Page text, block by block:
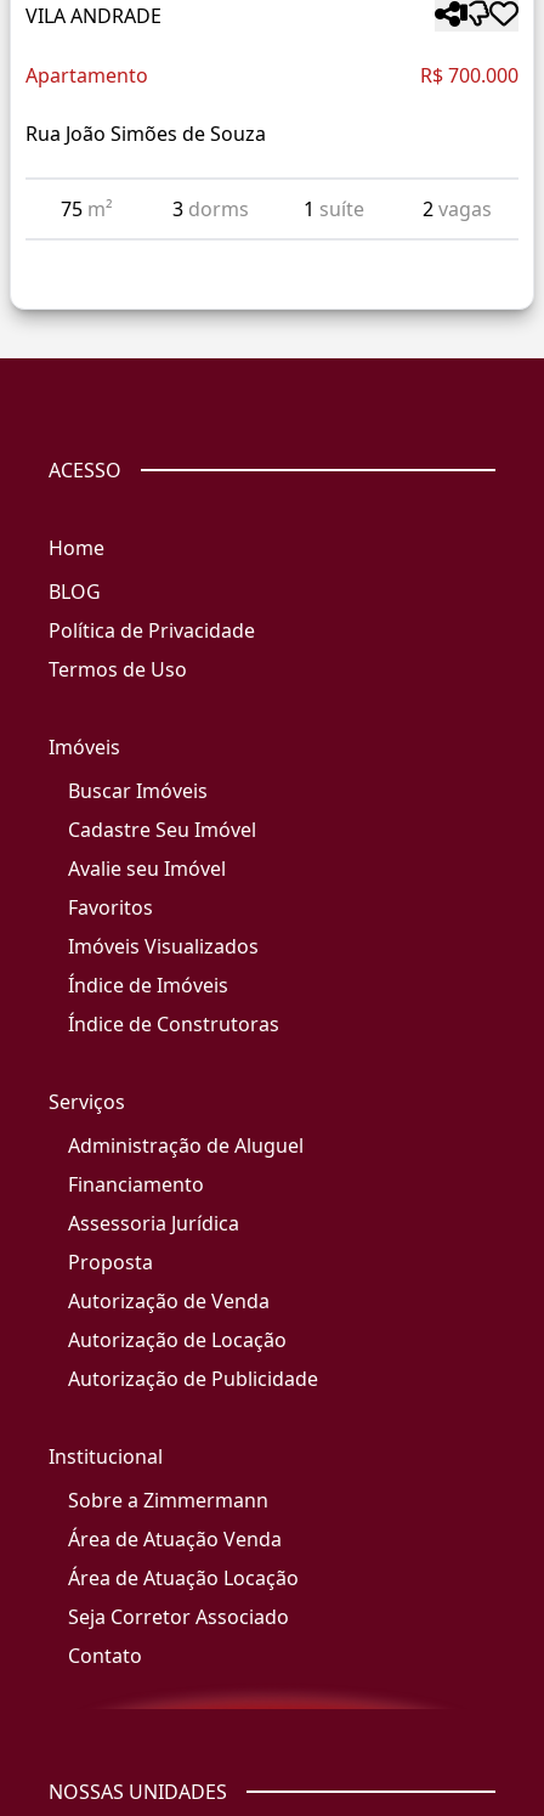
VILA ANDRADE
Apartamento R$ 700.000
Rua João Simões de Souza
75 m² 3 dorms 1 suíte 2vagas
ACESSO
Home
BLOG
Política de Privacidade
Termos de Uso
Imóveis
Buscar Imóveis
Cadastre Seu Imóvel
Avalie seu Imóvel
Favoritos
Imóveis Visualizados
Índice de Imóveis
Índice de Construtoras
Serviços
Administração de Aluguel
Financiamento
Assessoria Jurídica
Proposta
Autorização de Venda
Autorização de Locação
Autorização de Publicidade
Institucional
Sobre a Zimmermann
Área de Atuação Venda
Área de Atuação Locação
Seja Corretor Associado
Contato
NOSSAS UNIDADES